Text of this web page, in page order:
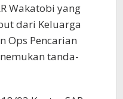
Wakatobi yang
dari Keluarga
Ops Pencarian
tanda-